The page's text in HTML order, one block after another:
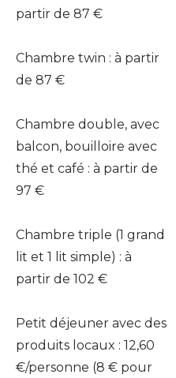
partir de 87 €
Chambre twin : à partir
de 87 €
Chambre double, avec
balcon, bouilloire avec
thé et café : à partir de
97 €
Chambre triple (1 grand
lit et 1 lit simple) : à
partir de 102 €
Petit déjeuner avec des
produits locaux : 12,60
€/personne (8 € pour